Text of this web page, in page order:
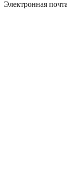
Электронная